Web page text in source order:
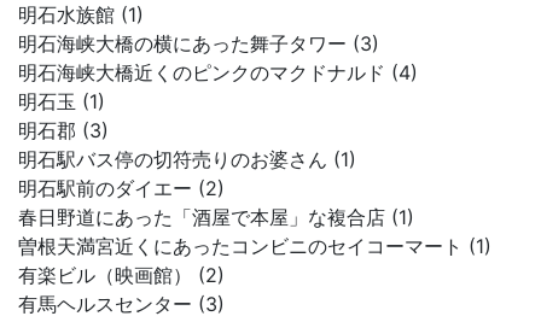
明石水族館 (1)
明石海峡大橋の横にあった舞子タワー (3)
明石海峡大橋近くのピンクのマクドナルド (4)
明石玉 (1)
明石郡 (3)
明石駅バス停の切符売りのお婆さん (1)
明石駅前のダイエー (2)
春日野道にあった「酒屋で本屋」な複合店 (1)
曽根天満宮近くにあったコンビニのセイコーマート (1)
有楽ビル（映画館） (2)
有馬ヘルスセンター (3)